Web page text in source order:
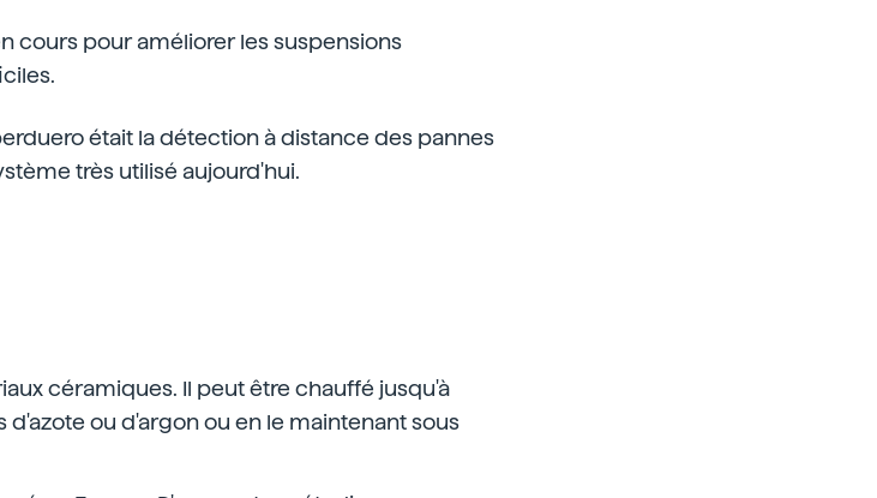
cours pour améliorer les suspensions
était la détection à distance des pannes
très utilisé aujourd'hui.
céramiques. Il peut être chauffé jusqu'à
d'azote ou d'argon ou en le maintenant sous